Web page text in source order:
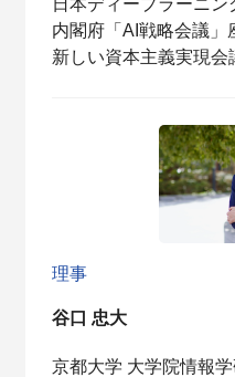
日本ディープラーニン
内閣府「AI戦略会議」
新しい資本主義実現会
理事
谷口 忠大
京都大学 大学院情報